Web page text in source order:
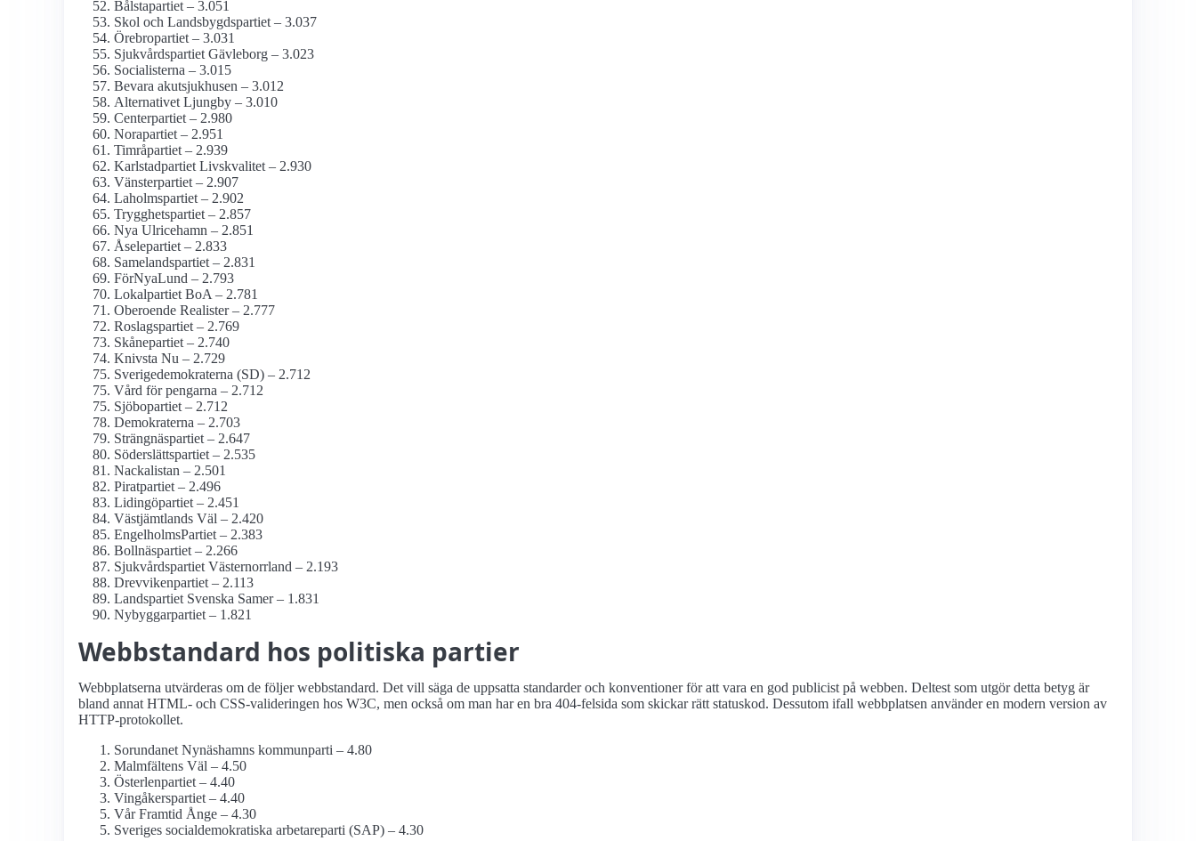
Bålstapartiet – 3.051
Skol och Landsbygdspartiet – 3.037
Örebropartiet – 3.031
Sjukvårds­partiet Gävleborg – 3.023
Socialisterna – 3.015
Bevara akutsjukhusen – 3.012
Alternativet Ljungby – 3.010
Centerpartiet – 2.980
Norapartiet – 2.951
Timråpartiet – 2.939
Karlstadpartiet Livskvalitet – 2.930
Vänsterpartiet – 2.907
Laholmspartiet – 2.902
Trygghetspartiet – 2.857
Nya Ulricehamn – 2.851
Åselepartiet – 2.833
Samelandspartiet – 2.831
FörNyaLund – 2.793
Lokalpartiet BoA – 2.781
Oberoende Realister – 2.777
Roslagspartiet – 2.769
Skånepartiet – 2.740
Knivsta Nu – 2.729
Sverige­demokraterna (SD) – 2.712
Vård för pengarna – 2.712
Sjöbopartiet – 2.712
Demokraterna – 2.703
Strängnäspartiet – 2.647
Söderslättspartiet – 2.535
Nackalistan – 2.501
Piratpartiet – 2.496
Lidingöpartiet – 2.451
Västjämtlands Väl – 2.420
EngelholmsPartiet – 2.383
Bollnäspartiet – 2.266
Sjukvårdspartiet Västernorrland – 2.193
Drevvikenpartiet – 2.113
Landspartiet Svenska Samer – 1.831
Nybyggarpartiet – 1.821
Webbstandard hos politiska partier
Webbplatserna utvärderas om de följer webbstandard. Det vill säga de uppsatta standarder och konventioner för att vara en god publicist på webben. Deltest som utgör detta betyg är
bland annat HTML- och CSS-valideringen hos W3C, men också om man har en bra 404-felsida som skickar rätt statuskod. Dessutom ifall webbplatsen använder en modern version av
HTTP-protokollet.
Sorundanet Nynäshamns kommunparti – 4.80
Malmfältens Väl – 4.50
Österlenpartiet – 4.40
Vingåkerspartiet – 4.40
Vår Framtid Ånge – 4.30
Sveriges social­demokratiska arbetareparti (SAP) – 4.30